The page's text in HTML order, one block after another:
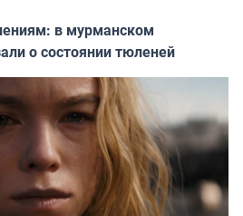
в мурманском
о состоянии тюленей